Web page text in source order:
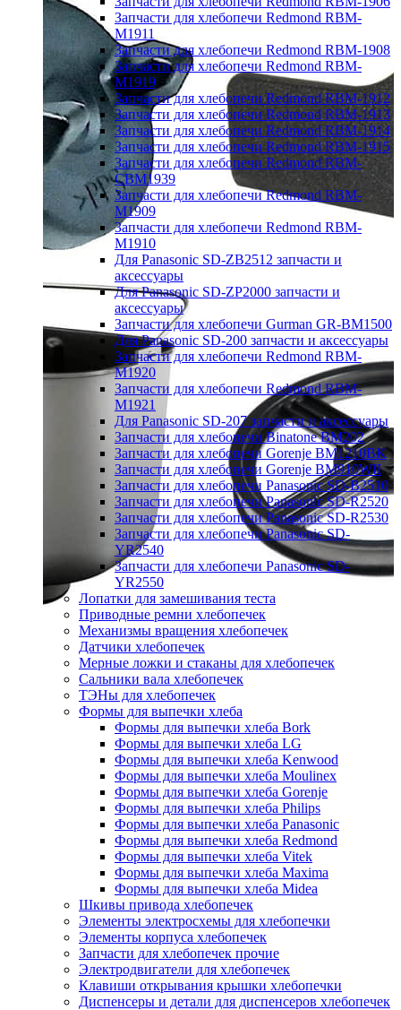
Запчасти для хлебопечи Redmond RBM-
M1911
Запчасти для хлебопечи Redmond RBM-1908
Запчасти для хлебопечи Redmond RBM-
M1919
Запчасти для хлебопечи Redmond RBM-1912
Запчасти для хлебопечи Redmond RBM-1913
Запчасти для хлебопечи Redmond RBM-1914
Запчасти для хлебопечи Redmond RBM-1915
Запчасти для хлебопечи Redmond RBM-
CBM1939
Запчасти для хлебопечи Redmond RBM-
M1909
Запчасти для хлебопечи Redmond RBM-
M1910
Для Panasonic SD-ZB2512 запчасти и
аксессуары
Для Panasonic SD-ZP2000 запчасти и
аксессуары
Запчасти для хлебопечи Gurman GR-BM1500
Для Panasonic SD-200 запчасти и аксессуары
Запчасти для хлебопечи Redmond RBM-
M1920
Запчасти для хлебопечи Redmond RBM-
M1921
Для Panasonic SD-207 запчасти и аксессуары
Запчасти для хлебопечи Binatone BM202
Запчасти для хлебопечи Gorenje BM1210BK
Запчасти для хлебопечи Gorenje BM910WII
Запчасти для хлебопечи Panasonic SD-B2510
Запчасти для хлебопечи Panasonic SD-R2520
Запчасти для хлебопечи Panasonic SD-R2530
Запчасти для хлебопечи Panasonic SD-
YR2540
Запчасти для хлебопечи Panasonic SD-
YR2550
Лопатки для замешивания теста
Приводные ремни хлебопечек
Механизмы вращения хлебопечек
Датчики хлебопечек
Мерные ложки и стаканы для хлебопечек
Сальники вала хлебопечек
ТЭНы для хлебопечек
Формы для выпечки хлеба
Формы для выпечки хлеба Bork
Формы для выпечки хлеба LG
Формы для выпечки хлеба Kenwood
Формы для выпечки хлеба Moulinex
Формы для выпечки хлеба Gorenje
Формы для выпечки хлеба Philips
Формы для выпечки хлеба Panasonic
Формы для выпечки хлеба Redmond
Формы для выпечки хлеба Vitek
Формы для выпечки хлеба Maxima
Формы для выпечки хлеба Midea
Шкивы привода хлебопечек
Элементы электросхемы для хлебопечки
Элементы корпуса хлебопечек
Запчасти для хлебопечек прочие
Электродвигатели для хлебопечек
Клавиши открывания крышки хлебопечки
Диспенсеры и детали для диспенсеров хлебопечек